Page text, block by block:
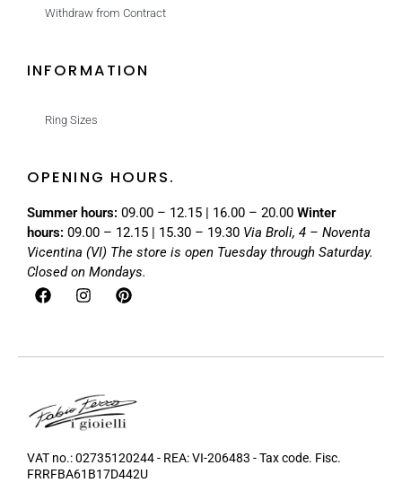
Withdraw from Contract
INFORMATION
Ring Sizes
OPENING HOURS.
Summer hours: 09.00 – 12.15 | 16.00 – 20.00 Winter
hours: 09.00 – 12.15 | 15.30 – 19.30 Via Broli, 4 – Noventa
Vicentina (VI) The store is open Tuesday through Saturday.
Closed on Mondays.
VAT no.: 02735120244 - REA: VI-206483 - Tax code. Fisc.
FRRFBA61B17D442U